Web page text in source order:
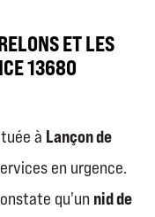
ET LES
13680
à Lançon de
en urgence.
qu'un nid de